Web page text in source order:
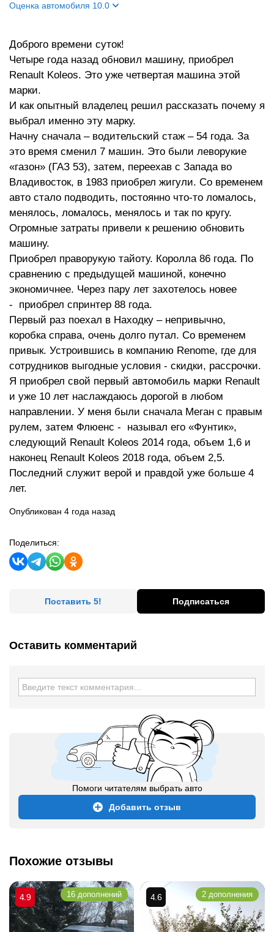
Оценка автомобиля 10.0
Салон
Двигатель
10
Ходовые качества
10
Доброго времени суток!
Четыре года назад обновил машину, приобрел
Renault Koleos. Это уже четвертая машина этой
марки.
И как опытный владелец решил рассказать почему я
выбрал именно эту марку.
Начну сначала – водительский стаж – 54 года. За
это время сменил 7 машин. Это были леворукие
«газон» (ГАЗ 53), затем, переехав с Запада во
Владивосток, в 1983 приобрел жигули. Со временем
авто стало подводить, постоянно что-то ломалось,
менялось, ломалось, менялось и так по кругу.
Огромные затраты привели к решению обновить
машину.
Приобрел праворукую тайоту. Королла 86 года. По
сравнению с предыдущей машиной, конечно
экономичнее. Через пару лет захотелось новее
- приобрел спринтер 88 года.
Первый раз поехал в Находку – непривычно,
коробка справа, очень долго путал. Со временем
привык. Устроившись в компанию Renome, где для
сотрудников выгодные условия - скидки, рассрочки.
Я приобрел свой первый автомобиль марки Renault
и уже 10 лет наслаждаюсь дорогой в любом
направлении. У меня были сначала Меган с правым
рулем, затем Флюенс - называл его «Фунтик»,
следующий Renault Koleos 2014 года, объем 1,6 и
наконец Renault Koleos 2018 года, объем 2,5.
Последний служит верой и правдой уже больше 4
лет.
Опубликован 4 года назад
Поделиться:
Поставить 5! Подписаться
Оставить комментарий
Помоги читателям выбрать авто
Добавить отзыв
Похожие отзывы
4.9 16 дополнений 4.6 2 дополнения